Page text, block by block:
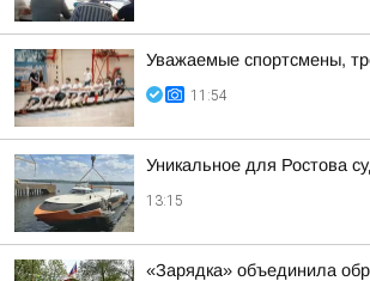
Уважаемые спортсмены,
11:54
Уникальное для Ростова
13:15
«Зарядка» объединила